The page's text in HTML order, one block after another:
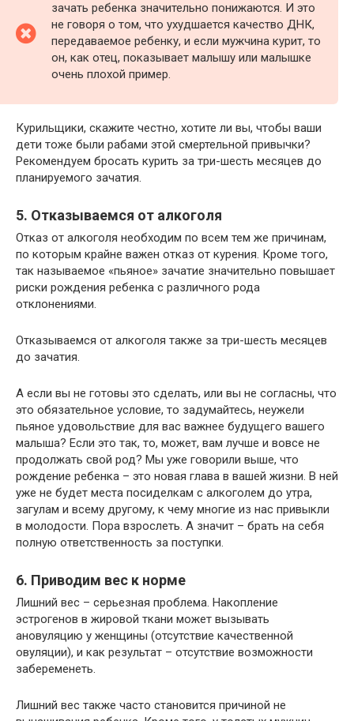
зачать ребенка значительно понижаются. И это
не говоря о том, что ухудшается качество ДНК,
передаваемое ребенку, и если мужчина курит, то
он, как отец, показывает малышу или малышке
очень плохой пример.
Курильщики, скажите честно, хотите ли вы, чтобы ваши
дети тоже были рабами этой смертельной привычки?
Рекомендуем бросать курить за три-шесть месяцев до
планируемого зачатия.
5. Отказываемся от алкоголя
Отказ от алкоголя необходим по всем тем же причинам,
по которым крайне важен отказ от курения. Кроме того,
так называемое «пьяное» зачатие значительно повышает
риски рождения ребенка с различного рода
отклонениями.
Отказываемся от алкоголя также за три-шесть месяцев
до зачатия.
А если вы не готовы это сделать, или вы не согласны, что
это обязательное условие, то задумайтесь, неужели
пьяное удовольствие для вас важнее будущего вашего
малыша? Если это так, то, может, вам лучше и вовсе не
продолжать свой род? Мы уже говорили выше, что
рождение ребенка – это новая глава в вашей жизни. В ней
уже не будет места посиделкам с алкоголем до утра,
загулам и всему другому, к чему многие из нас привыкли
в молодости. Пора взрослеть. А значит – брать на себя
полную ответственность за поступки.
6. Приводим вес к норме
Лишний вес – серьезная проблема. Накопление
эстрогенов в жировой ткани может вызывать
ановуляцию у женщины (отсутствие качественной
овуляции), и как результат – отсутствие возможности
забеременеть.
Лишний вес также часто становится причиной не